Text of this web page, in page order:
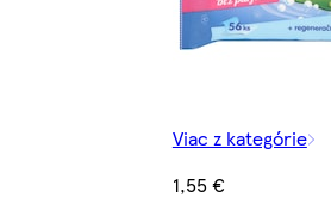
Viac z kategórie
1,55 €